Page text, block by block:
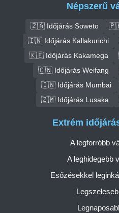
Népszerű
🇿🇦 Időjárás Soweto
🇵🇭
🇮🇳 Időjárás Kallakurichi
🇰🇪 Időjárás Kakamega
🇨🇳 Időjárás Weifang
🇮🇳 Időjárás Mumbai
🇿🇲 Időjárás Lusaka
Extrém
A legforróbb
A leghidegebb
Esőzésekkel